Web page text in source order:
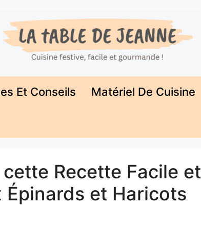
Et Conseils Matériel De Cuisine
Recette Facile et
Épinards et Haricots